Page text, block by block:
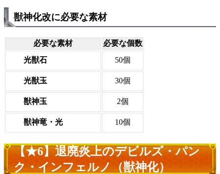
獣神化改に必要な素材
必要な素材
必要な個数
光獣石
50個
光獣玉 30個
獣神玉 2個
獣神竜・光 10個
【★6】退廃炎上のデビルズ・パン
ク・インフェルノ（獣神化）